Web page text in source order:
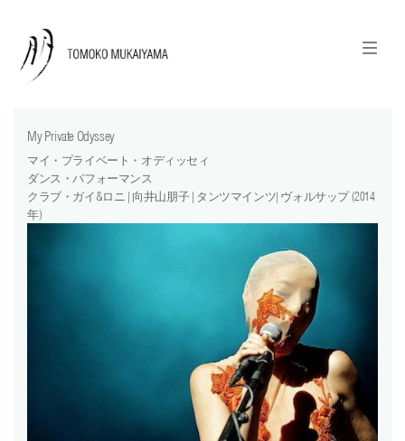
news
calendar
My Private Odyssey
マイ・プライベート・オディッセィ
ダンス・パフォーマンス
クラブ・ガイ&ロニ | 向井山朋子 | タンツマインツ| ヴォルサップ (2014
年)